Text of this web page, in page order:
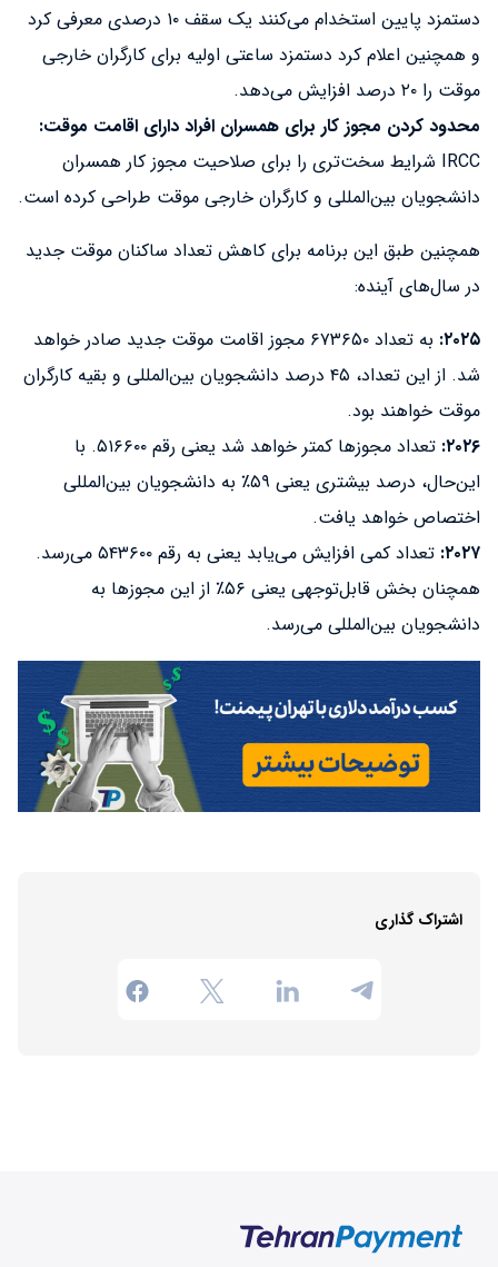
دستمزد پایین استخدام می‌کنند یک سقف ۱۰ درصدی معرفی کرد
و همچنین اعلام کرد دستمزد ساعتی اولیه برای کارگران خارجی
موقت را ۲۰ درصد افزایش می‌دهد.
محدود کردن مجوز کار برای همسران افراد دارای اقامت موقت:
IRCC شرایط سخت‌تری را برای صلاحیت مجوز کار همسران
دانشجویان بین‌المللی و کارگران خارجی موقت طراحی کرده است.
همچنین طبق این برنامه‌ برای کاهش تعداد ساکنان موقت جدید
در سال‌های آینده:
۲۰۲۵:
به تعداد ۶۷۳۶۵۰ مجوز اقامت موقت جدید صادر خواهد
شد. از این تعداد، ۴۵ درصد دانشجویان بین‌المللی و بقیه کارگران
موقت خواهند بود.
۲۰۲۶:
تعداد مجوز‌ها کمتر خواهد شد یعنی رقم ۵۱۶۶۰۰. با
این‌حال، درصد بیشتری یعنی ۵۹٪ به دانشجویان بین‌المللی
اختصاص خواهد یافت.
۲۰۲۷:
تعداد کمی افزایش می‌یابد یعنی به رقم ۵۴۳۶۰۰ می‌رسد.
همچنان بخش قابل‌توجهی یعنی ۵۶٪ از این مجوزها به
دانشجویان بین‌المللی می‌رسد.
اشتراک گذاری